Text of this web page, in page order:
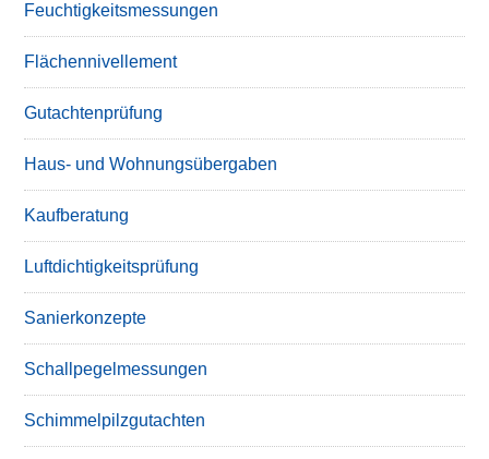
Feuchtigkeitsmessungen
Flächennivellement
Gutachtenprüfung
Haus- und Wohnungsübergaben
Kaufberatung
Luftdichtigkeitsprüfung
Sanierkonzepte
Schallpegelmessungen
Schimmelpilzgutachten